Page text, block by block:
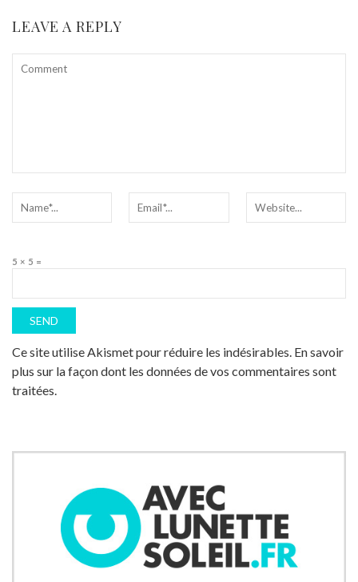
LEAVE A REPLY
5 × 5 =
Ce site utilise Akismet pour réduire les indésirables. En savoir
plus sur la façon dont les données de vos commentaires sont
traitées.